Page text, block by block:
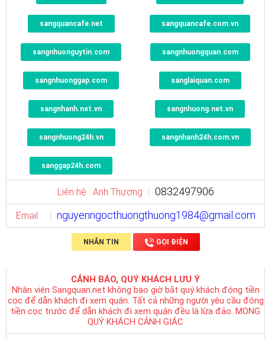
sangquancafe.net sangquancafe.com.vn
sangnhuonguytin.com sangnhuongquan.com
sangnhuonggap.com sanglaiquan.com
sangnhanh.net.vn sangnhuong.net.vn
sangnhuong24h.vn sangnhanh24h.com.vn
sanggap24h.com
Liên hệ : Anh Thương 0832497906
Email : nguyenngocthuongthuong1984@gmail.com
NHẮN TIN GỌI ĐIỆN
CẢNH BÁO, QUÝ KHÁCH LƯU Ý
Nhân viên Sangquan.net không bao giờ bắt quý khách đóng tiền
cọc để dẫn khách đi xem quán. Tất cả những người yêu cầu đóng
tiền cọc trước để dẫn khách đi xem quán đều là lừa đảo. MONG
QUÝ KHÁCH CẢNH GIÁC